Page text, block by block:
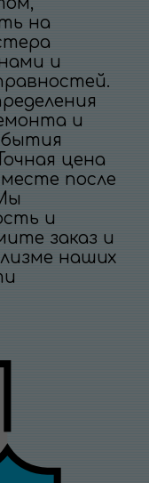
на
и
и
цена
после
и
заказ и
наших